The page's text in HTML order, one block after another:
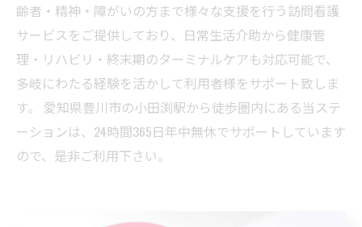
齢者・精神・障がいの方まで様々な支援を行う訪問看護
サービスをご提供しており、日常生活介助から健康管
理・リハビリ・終末期のターミナルケアも対応可能で、
多岐にわたる経験を活かして利用者様をサポート致しま
す。 愛知県豊川市の小田渕駅から徒歩圏内にある当ステ
ーションは、24時間365⽇年中無休でサポートしています
ので、是非ご利用下さい。